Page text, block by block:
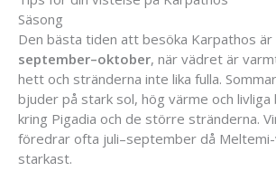
Säsong
Den bästa tiden att besöka Karpathos är
september–oktober, när vädret är
hett och stränderna inte lika fulla.
bjuder på stark sol, hög värme och
kring Pigadia och de större stränderna.
föredrar ofta juli–september då
starkast.